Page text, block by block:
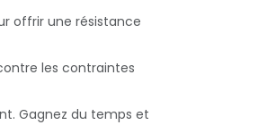
offrir une résistance
les contraintes
Gagnez du temps et